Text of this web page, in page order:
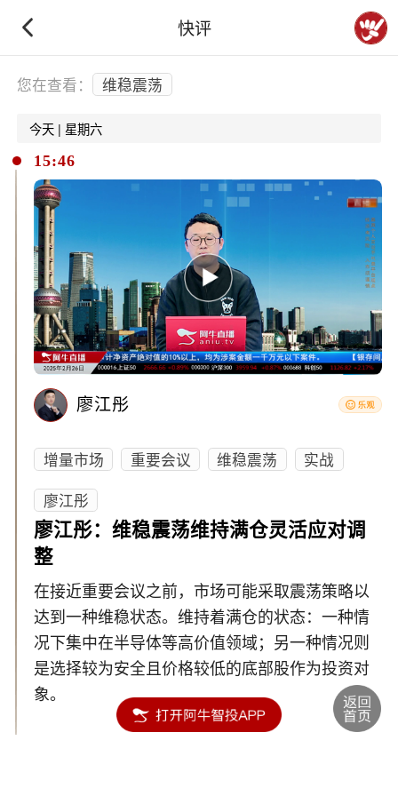
快评
下拉刷新
您在查看： 维稳震荡
今天 | 星期六
15:46
廖江彤
增量市场 重要会议 维稳震荡
实战
廖江彤
廖江彤：维稳震荡维持满仓灵活应对调
整
在接近重要会议之前，市场可能采取震荡策略以
达到一种维稳状态。维持着满仓的状态：一种情
况下集中在半导体等高价值领域；另一种情况则
是选择较为安全且价格较低的底部股作为投资对
象。